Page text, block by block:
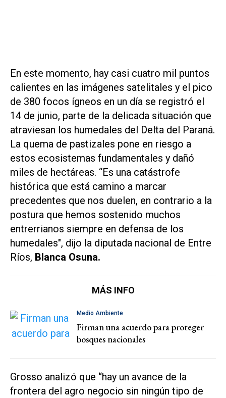
En este momento, hay casi cuatro mil puntos
calientes en las imágenes satelitales y el pico
de 380 focos ígneos en un día se registró el
14 de junio, parte de la delicada situación que
atraviesan los humedales del Delta del Paraná.
La quema de pastizales pone en riesgo a
estos ecosistemas fundamentales y dañó
miles de hectáreas. “Es una catástrofe
histórica que está camino a marcar
precedentes que nos duelen, en contrario a la
postura que hemos sostenido muchos
entrerrianos siempre en defensa de los
humedales", dijo la diputada nacional de Entre
Ríos, Blanca Osuna.
MÁS INFO
Medio Ambiente
Firman una acuerdo para proteger
bosques nacionales
Grosso analizó que “hay un avance de la
frontera del agro negocio sin ningún tipo de